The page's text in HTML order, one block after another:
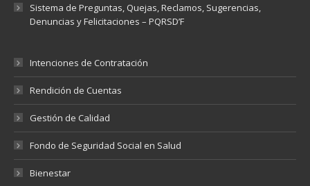
Sistema de Preguntas, Quejas, Reclamos, Sugerencias,
Denuncias y Felicitaciones – PQRSD’F
Intenciones de Contratación
Rendición de Cuentas
Gestión de Calidad
Fondo de Seguridad Social en Salud
Bienestar